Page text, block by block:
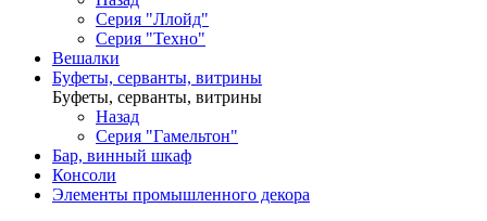
Серия "Ллойд"
Серия "Техно"
Вешалки
Буфеты, серванты, витрины
Буфеты, серванты, витрины
Назад
Серия "Гамельтон"
Бар, винный шкаф
Консоли
Элементы промышленного декора